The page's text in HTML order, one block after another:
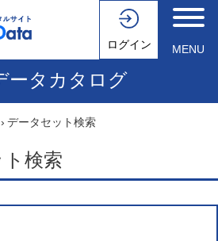
ログイン MENU
ータカタログ
› データセット検索
検索